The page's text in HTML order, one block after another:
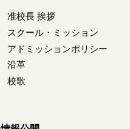
准校長 挨拶
スクール・ミッション
アドミッションポリシー
沿革
校歌